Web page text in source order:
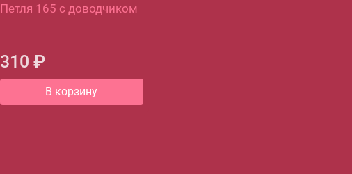
Петля 165 с доводчиком
310 ₽
В корзину